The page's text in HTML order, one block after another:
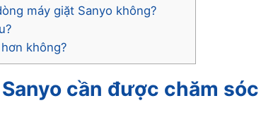
máy giặt Sanyo không?
không?
cần được chăm sóc